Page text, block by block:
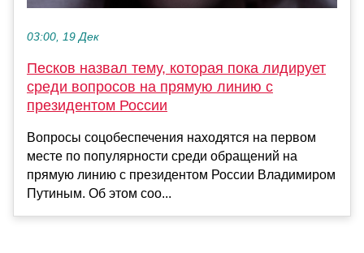
03:00, 19 Дек
Песков назвал тему, которая пока лидирует
среди вопросов на прямую линию с
президентом России
Вопросы соцобеспечения находятся на первом
месте по популярности среди обращений на
прямую линию с президентом России Владимиром
Путиным. Об этом соо...